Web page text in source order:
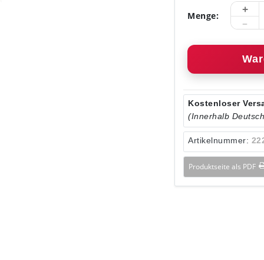
Menge:
Kostenloser
(Innerhalb
Artikelnummer:
Produktseite als PDF